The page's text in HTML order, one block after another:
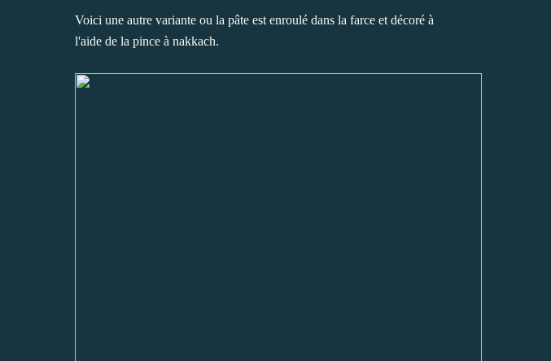
Voici une autre variante ou la pâte est enroulé dans la farce et décoré à
l'aide de la pince à nakkach.